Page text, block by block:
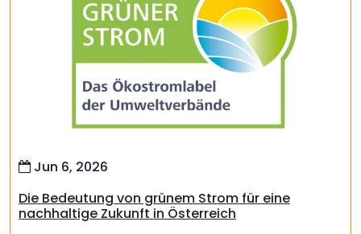
Jun 6, 2026
Die Bedeutung von grünem Strom für eine
nachhaltige Zukunft in Österreich